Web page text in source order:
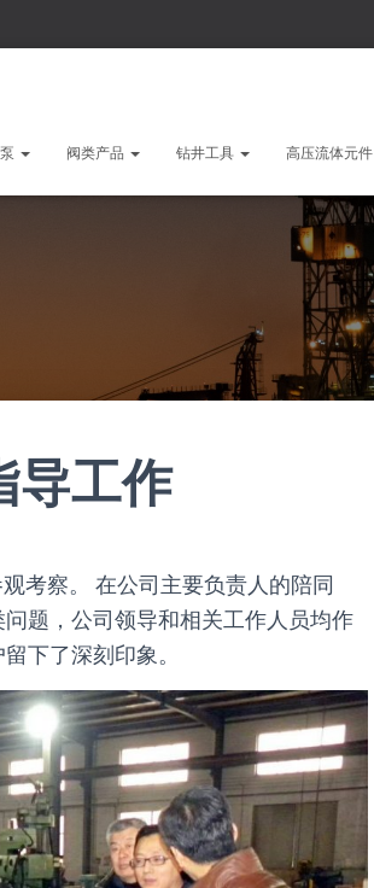
阀类产品 钻井工具 高压流体元件
导工作
考察。 在公司主要负责人的陪同
题，公司领导和相关工作人员均作
下了深刻印象。